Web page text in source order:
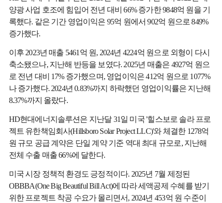
양광 사업 호조에 힘입어 전년 대비 66% 증가한 9848억 원을 기
록했다. 같은 기간 영업이익은 95억 원에서 902억 원으로 849%
증가했다.
이후 2023년 매출 5461억 원, 2024년 4224억 원으로 외형이 다시
축소됐으나, 지난해 반등을 보였다. 2025년 매출은 4927억 원으
로 전년 대비 17% 증가했으며, 영업이익은 412억 원으로 1077%
나 증가했다. 2024년 0.83%까지 하락했던 영업이익률은 지난해
8.37%까지 올랐다.
HD현대에너지솔루션은 지난달 31일 미국 '힐스보로 솔라 프로
젝트 유한책임회사(Hillsboro Solar Project LLC)'와 체결한 1278억
원 규모 공급 계약은 단일 계약 기준 역대 최대 규모로, 지난해
전체 수출 매출 66%에 달한다.
미국 시장 정책적 환경도 긍정적이다. 2025년 7월 제정된
OBBBA(One Big Beautiful Bill Act)에 따라 세액공제 수혜를 받기
위한 프로젝트 착공 수요가 몰리면서, 2024년 453억 원 수준이